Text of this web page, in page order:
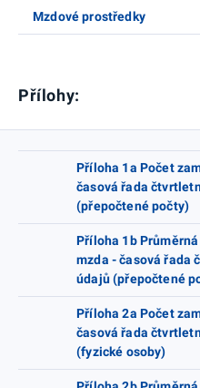
Mzdové prostředky
Přílohy:
Příloha 1a Počet
časová řada
(přepočtené počty)
Příloha 1b
mzda - časová řada
údajů (přepočtené
Příloha 2a Počet
časová řada
(fyzické osoby)